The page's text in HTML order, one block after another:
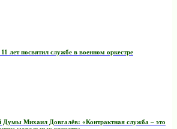
лет посвятил службе в военном оркестре
Думы Михаил Довгалёв: «Контрактная служба – это